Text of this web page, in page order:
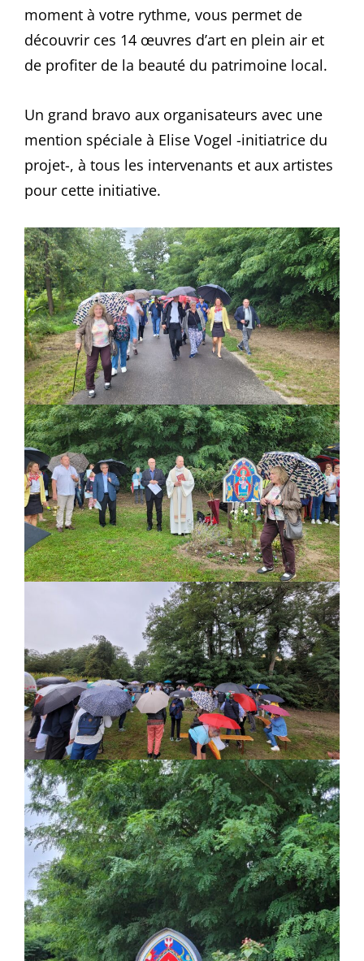
moment à votre rythme, vous permet de
découvrir ces 14 œuvres d’art en plein air et
de profiter de la beauté du patrimoine local.
Un grand bravo aux organisateurs avec une
mention spéciale à Elise Vogel -initiatrice du
projet-, à tous les intervenants et aux artistes
pour cette initiative.